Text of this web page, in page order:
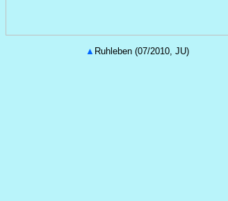
▲ Ruhleben (07/2010, JU)